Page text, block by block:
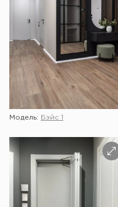
Модель: Бэйс 1